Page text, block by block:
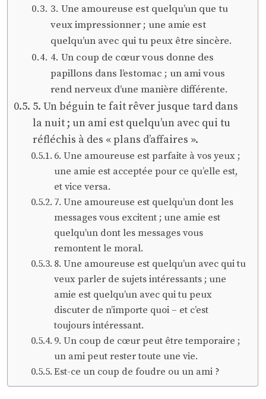
3. Une amoureuse est quelqu’un que tu
veux impressionner ; une amie est
quelqu’un avec qui tu peux être sincère.
4. Un coup de cœur vous donne des
papillons dans l’estomac ; un ami vous
rend nerveux d’une manière différente.
5. Un béguin te fait rêver jusque tard dans
la nuit ; un ami est quelqu’un avec qui tu
réfléchis à des « plans d’affaires ».
6. Une amoureuse est parfaite à vos yeux ;
une amie est acceptée pour ce qu’elle est,
et vice versa.
7. Une amoureuse est quelqu’un dont les
messages vous excitent ; une amie est
quelqu’un dont les messages vous
remontent le moral.
8. Une amoureuse est quelqu’un avec qui tu
veux parler de sujets intéressants ; une
amie est quelqu’un avec qui tu peux
discuter de n’importe quoi – et c’est
toujours intéressant.
9. Un coup de cœur peut être temporaire ;
un ami peut rester toute une vie.
Est-ce un coup de foudre ou un ami ?